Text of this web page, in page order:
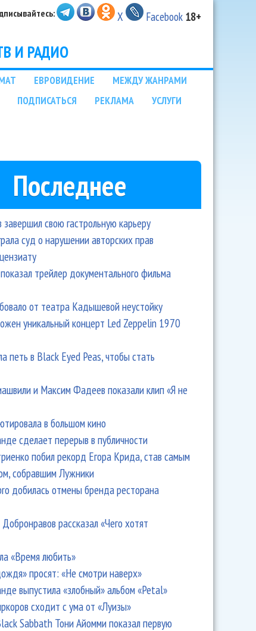
X Facebook 18+
И РАДИО
ЕВРОВИДЕНИЕ
МЕЖДУ ЖАНРАМИ
ПОДПИСАТЬСЯ РЕКЛАМА
УСЛУГИ
Последнее
завершил свою гастрольную карьеру
суд о нарушении авторских прав
трейлер документального фильма
от театра Кадышевой неустойку
уникальный концерт Led Zeppelin 1970
петь в Black Eyed Peas, чтобы стать
и Максим Фадеев показали клип «Я не
в большом кино
сделает перерыв в публичности
побил рекорд Егора Крида, став самым
собравшим Лужники
добилась отмены бренда ресторана
рассказал «Чего хотят
«Время любить»
просят: «Не смотри наверх»
выпустила «злобный» альбом «Petal»
сходит с ума от «Луизы»
Sabbath Тони Айомми показал первую